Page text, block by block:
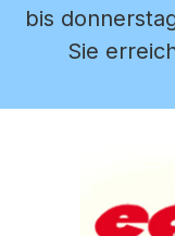
bis
Sie